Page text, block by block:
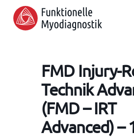
main
FMD Injury-
Technik
(FMD – IRT
Advanced) –